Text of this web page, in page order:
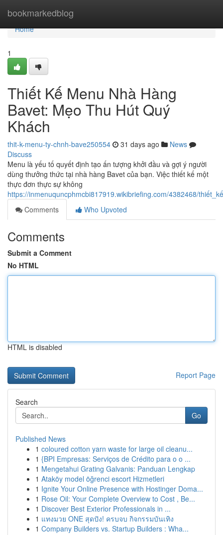
bookmarkedblog
Home
Home
1
Thiết Kế Menu Nhà Hàng
Bavet: Mẹo Thu Hút Quý
Khách
thit-k-menu-ty-chnh-bave250554 31 days ago
News
Discuss
Menu là yếu tố quyết định tạo ấn tượng khởi đầu và gợi ý người
dùng thưởng thức tại nhà hàng Bavet của bạn. Việc thiết kế một
thực đơn thực sự không
https://inmenuquncphmcbi817919.wikibriefing.com/4382468/
Comments
Who Upvoted
Comments
Submit a Comment
No HTML
HTML is disabled
Report Page
Search
Go
Published News
1 coloured cotton yarn waste for large oil cleanu...
1 {BPI Empresas: Serviços de Crédito para o o ...
1 Mengetahui Grating Galvanis: Panduan Lengkap
1 Ataköy model öğrenci escort Hizmetleri
1 Ignite Your Online Presence with Hostinger Doma...
1 Rose Oil: Your Complete Overview to Cost , Be...
1 Discover Best Exterior Professionals in ...
1 แทงมวย ONE สุดปัง! ครบจบ กิจกรรมบันเทิง
1 Company Builders vs. Startup Builders : Wha...